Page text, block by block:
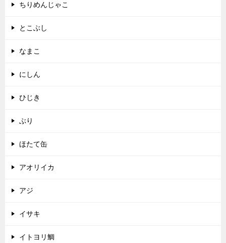
ちりめんじゃこ
とこぶし
なまこ
にしん
ひじき
ぶり
ほたて缶
アオリイカ
アジ
イサキ
イトヨリ鯛